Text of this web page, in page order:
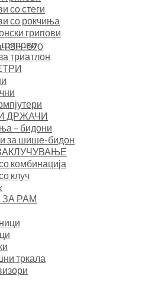
со стеги
со рокчиња
грипови
триатлон
ДРЖАЧИ
– бидони
за шише-бидон
комбинација
клуч
РАМ
тркала
GH-070